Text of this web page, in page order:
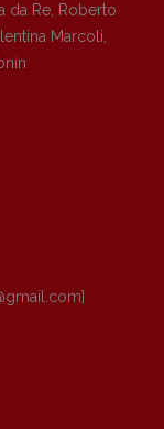
da Re Roberto
Marcoli